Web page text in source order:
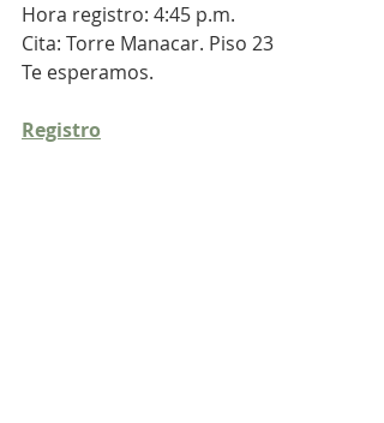
Hora registro: 4:45 p.m.
Cita: Torre Manacar. Piso 23
Te esperamos.
Registro